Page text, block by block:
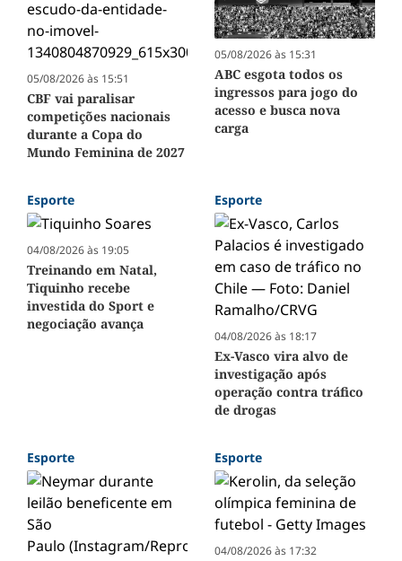
05/08/2026 às 15:51
CBF vai paralisar
competições nacionais
durante a Copa do
Mundo Feminina de 2027
05/08/2026 às 15:31
ABC esgota todos os
ingressos para jogo do
acesso e busca nova
carga
Esporte
04/08/2026 às 19:05
Treinando em Natal,
Tiquinho recebe
investida do Sport e
negociação avança
Esporte
04/08/2026 às 18:17
Ex-Vasco vira alvo de
investigação após
operação contra tráfico
de drogas
Esporte Esporte
04/08/2026 às 17:32